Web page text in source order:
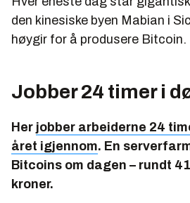
den kinesiske byen Mabian i
høygir for å produsere Bitcoin.
Jobber 24 timer i
Her jobber arbeiderne 24
året igjennom. En
Bitcoins om dagen – rundt
kroner.